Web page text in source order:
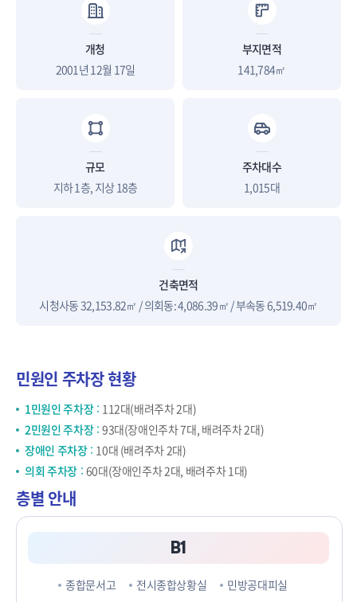
개청
2001년 12월 17일
부지면적
141,784㎡
규모
지하 1층, 지상 18층
주차대수
1,015대
건축면적
시청사동 32,153.82㎡ / 의회동: 4,086.39㎡ / 부속동 6,519.40㎡
민원인 주차장 현황
1민원인 주차장 112대(배려주차 2대)
2민원인 주차장 93대(장애인주차 7대, 배려주차 2대)
장애인 주차장 10대 (배려주차 2대)
의회 주차장 60대(장애인주차 2대, 배려주차 1대)
층별 안내
B1
종합문서고 전시종합상황실 민방공대피실